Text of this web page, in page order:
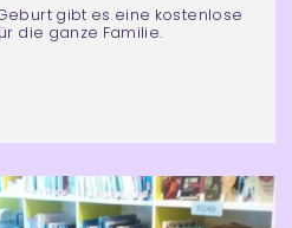
gibt es eine kostenlose
die ganze Familie.